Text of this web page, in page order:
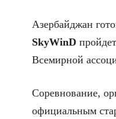
Азербайджан
SkyWinD
Всемирной
Соревнование,
официальным